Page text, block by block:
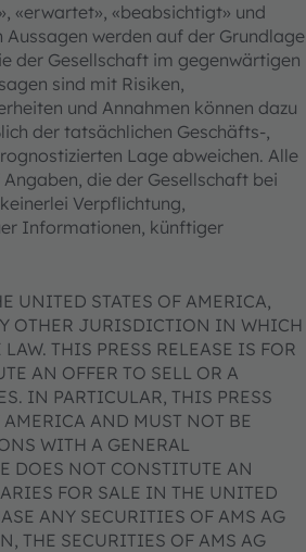
«erwartet», «beabsichtigt» und
werden auf der Grundlage
der Gesellschaft im gegenwärtigen
sind mit Risiken,
und Annahmen können dazu
der tatsächlichen Geschäfts-,
Lage abweichen. Alle
die der Gesellschaft bei
Verpflichtung,
Informationen, künftiger
UNITED STATES OF AMERICA,
OTHER JURISDICTION IN WHICH
THIS PRESS RELEASE IS FOR
AN OFFER TO SELL OR A
IN PARTICULAR, THIS PRESS
AND MUST NOT BE
WITH A GENERAL
DOES NOT CONSTITUTE AN
FOR SALE IN THE UNITED
ANY SECURITIES OF AMS AG
THE SECURITIES OF AMS AG